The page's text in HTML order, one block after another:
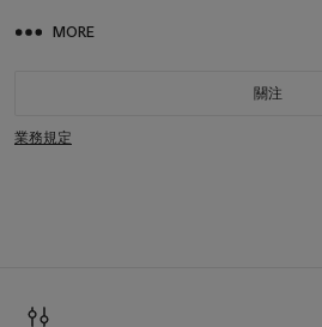
MORE
關注
業務規定